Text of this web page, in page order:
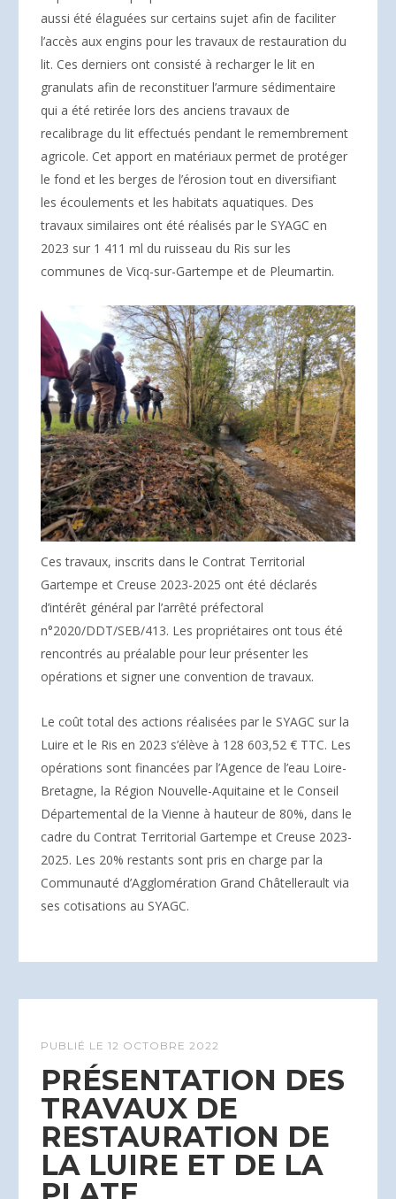
aussi été élaguées sur certains sujet afin de faciliter
l’accès aux engins pour les travaux de restauration du
lit. Ces derniers ont consisté à recharger le lit en
granulats afin de reconstituer l’armure sédimentaire
qui a été retirée lors des anciens travaux de
recalibrage du lit effectués pendant le remembrement
agricole. Cet apport en matériaux permet de protéger
le fond et les berges de l’érosion tout en diversifiant
les écoulements et les habitats aquatiques. Des
travaux similaires ont été réalisés par le SYAGC en
2023 sur 1 411 ml du ruisseau du Ris sur les
communes de Vicq-sur-Gartempe et de Pleumartin.
Ces travaux, inscrits dans le Contrat Territorial
Gartempe et Creuse 2023-2025 ont été déclarés
d’intérêt général par l’arrêté préfectoral
n°2020/DDT/SEB/413. Les propriétaires ont tous été
rencontrés au préalable pour leur présenter les
opérations et signer une convention de travaux.
Le coût total des actions réalisées par le SYAGC sur la
Luire et le Ris en 2023 s’élève à 128 603,52 € TTC. Les
opérations sont financées par l’Agence de l’eau Loire-
Bretagne, la Région Nouvelle-Aquitaine et le Conseil
Départemental de la Vienne à hauteur de 80%, dans le
cadre du Contrat Territorial Gartempe et Creuse 2023-
2025. Les 20% restants sont pris en charge par la
Communauté d’Agglomération Grand Châtellerault via
ses cotisations au SYAGC.
PUBLIÉ LE 12 OCTOBRE 2022
PRÉSENTATION DES
TRAVAUX DE
RESTAURATION DE
LA LUIRE ET DE LA